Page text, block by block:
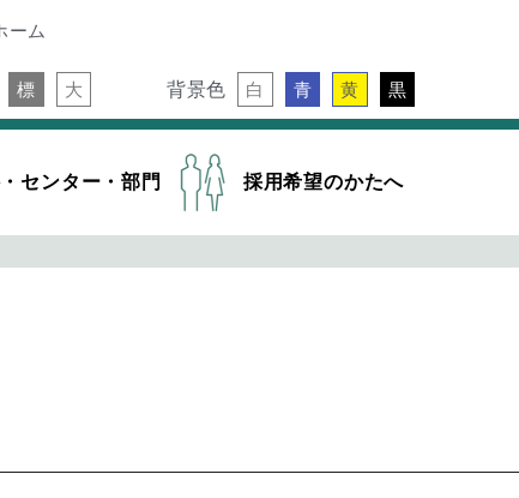
ーム
標 大 背景色 白 青 黄 黒
センター・部門 採用希望のかたへ